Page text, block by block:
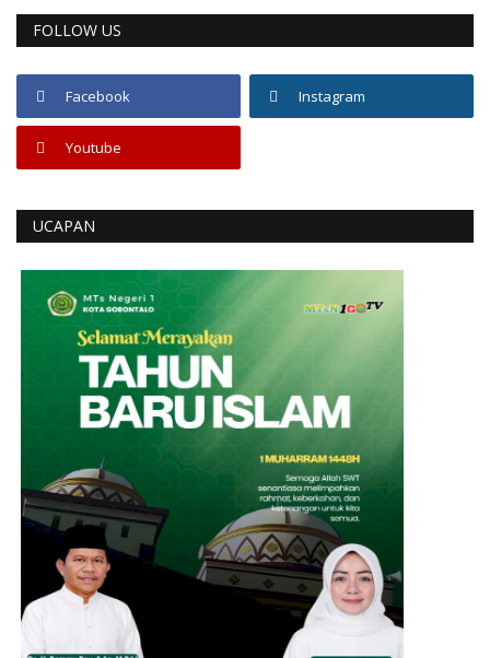
FOLLOW US
Facebook Instagram
Youtube
UCAPAN